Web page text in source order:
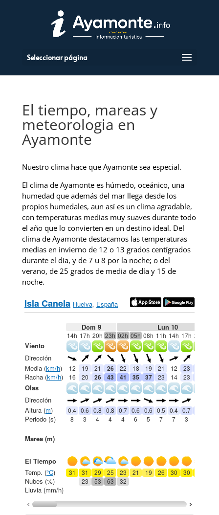
Seleccionar página
El tiempo, mareas y
meteorologia en
Ayamonte
Nuestro clima hace que Ayamonte sea especial.
El clima de Ayamonte es húmedo, oceánico, una
humedad que además del mar llega desde los
propios humedales, aun así es un clima agradable,
con temperaturas medias muy suaves durante todo
el año que lo convierten en un destino ideal. Del
clima de Ayamonte destacamos las temperaturas
medias en invierno de 12 o 13 grados centígrados
durante el día, y de 7 u 8 por la noche; o del
verano, de 25 grados de media de día y 15 de
noche.